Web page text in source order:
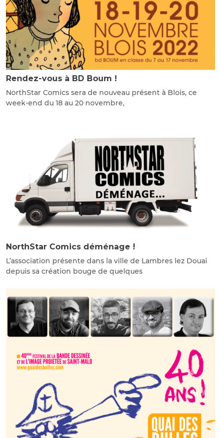
Rendez-vous à BD Boum !
NorthStar Comics sera de nouveau présent à Blois, ce
week-end du 18 au 20 novembre,
NorthStar Comics déménage !
L’association présente dans la ville de Lambres lez Douai
depuis sa création bouge de quelques